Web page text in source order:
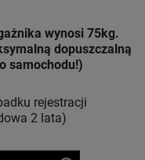
wynosi 75kg.
dopuszczalną
samochodu!)
rejestracji
2 lata)